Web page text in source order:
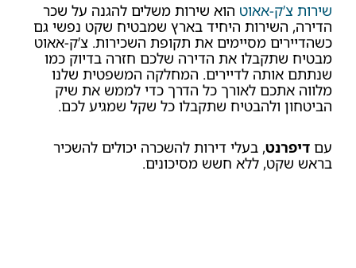
שירות צ’ק-אאוט הוא שירות משלים להגנה על שכר
הדירה, השירות היחיד בארץ שמבטיח שקט נפשי גם
כשהדיירים מסיימים את תקופת השכירות. צ’ק-אאוט
מבטיח שתקבלו את הדירה שלכם חזרה בדיוק כמו
שנתתם אותה לדיירים. המחלקה המשפטית שלנו
מלווה אתכם לאורך כל הדרך כדי לממש את שיק
הביטחון ולהבטיח שתקבלו כל שקל שמגיע לכם.
עם דיפרנט, בעלי דירות להשכרה יכולים להשכיר
בראש שקט, ללא חשש מסיכונים.